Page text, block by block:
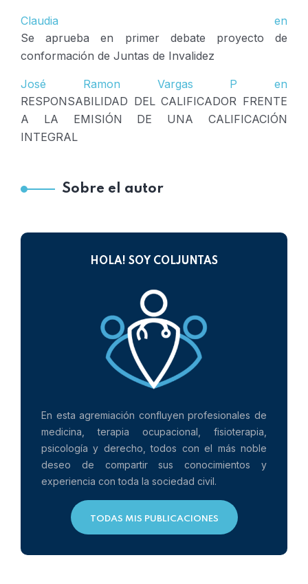
Claudia en
Se aprueba en primer debate proyecto de
conformación de Juntas de Invalidez
José Ramon Vargas P en
RESPONSABILIDAD DEL CALIFICADOR FRENTE
A LA EMISIÓN DE UNA CALIFICACIÓN
INTEGRAL
Sobre el autor
HOLA! SOY COLJUNTAS
En esta agremiación confluyen profesionales de
medicina, terapia ocupacional, fisioterapia,
psicología y derecho, todos con el más noble
deseo de compartir sus conocimientos y
experiencia con toda la sociedad civil.
TODAS MIS PUBLICACIONES